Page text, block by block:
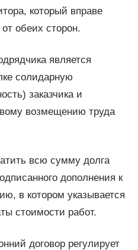
который вправе
обеих сторон.
является
солидарную
заказчика и
возмещению труда
всю сумму долга
дополнения к
в котором указывается
стоимости работ.
договор регулирует